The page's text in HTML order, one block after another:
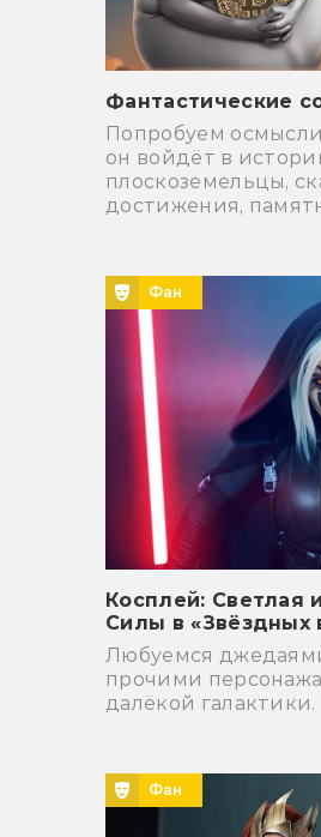
Фантастические
Попробуем
он войдёт в
плоскоземельцы,
достижения,
Фан
Косплей: Светлая
Силы в «Звёздных
Любуемся
прочими
далёкой галактики.
Фан